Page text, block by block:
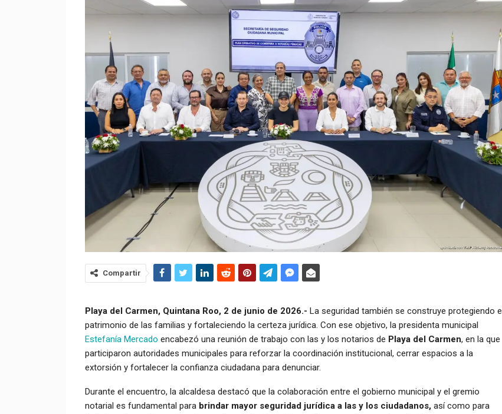
Compartir
Playa del Carmen, Quintana Roo, 2 de junio de 2026.- La seguridad también se construye protegiendo el
patrimonio de las familias y fortaleciendo la certeza jurídica. Con ese objetivo, la presidenta municipal
Estefanía Mercado encabezó una reunión de trabajo con las y los notarios de Playa del Carmen, en la que
participaron autoridades municipales para reforzar la coordinación institucional, cerrar espacios a la
extorsión y fortalecer la confianza ciudadana para denunciar.
Durante el encuentro, la alcaldesa destacó que la colaboración entre el gobierno municipal y el gremio
notarial es fundamental parabrindar mayor seguridad jurídica a las y los ciudadanos, así como para